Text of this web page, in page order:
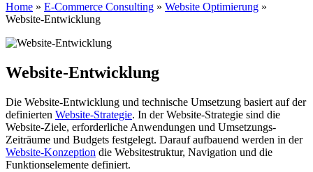
Home » E-Commerce Consulting » Website Optimierung »
Website-Entwicklung
Website-Entwicklung
Die Website-Entwicklung und technische Umsetzung basiert auf der
definierten Website-Strategie. In der Website-Strategie sind die
Website-Ziele, erforderliche Anwendungen und Umsetzungs-
Zeiträume und Budgets festgelegt. Darauf aufbauend werden in der
Website-Konzeption die Websitestruktur, Navigation und die
Funktionselemente definiert.